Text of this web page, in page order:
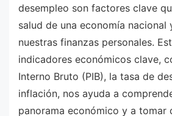
desempleo son factores clave
salud de una economía nacional
nuestras finanzas personales.
indicadores económicos clave,
Interno Bruto (PIB), la tasa de
inflación, nos ayuda a
panorama económico y a tomar